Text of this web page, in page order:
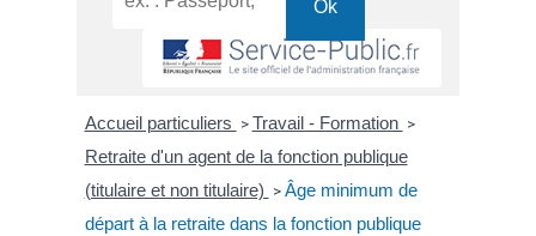
Accueil particuliers > Travail - Formation >
Retraite d'un agent de la fonction publique
(titulaire et non titulaire) > Âge minimum de
départ à la retraite dans la fonction publique